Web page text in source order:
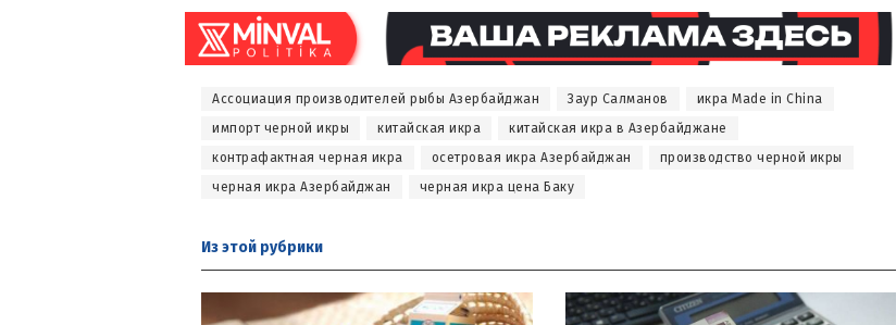
Ассоциация производителей рыбы Азербайджан Заур Салманов
икра Made in China
импорт черной икры
китайская икра
китайская икра в Азербайджане
контрафактная черная икра
осетровая икра Азербайджан
производство черной икры
черная икра Азербайджан
черная икра цена Баку
Из этой рубрики